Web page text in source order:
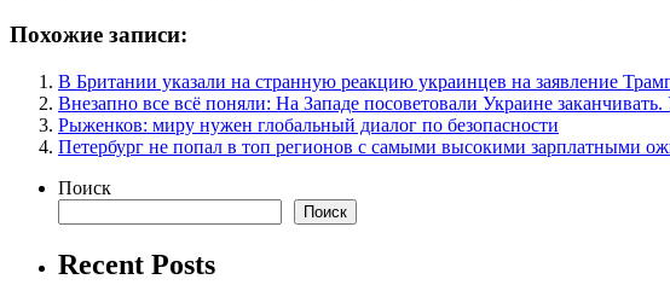
Похожие записи:
В Британии указали на странную реакцию украинцев на заявление
Внезапно все всё поняли: На Западе посоветовали Украине
Рыженков: миру нужен глобальный диалог по безопасности
Петербург не попал в топ регионов с самыми высокими зарплатными
Поиск
Поиск
Recent Posts